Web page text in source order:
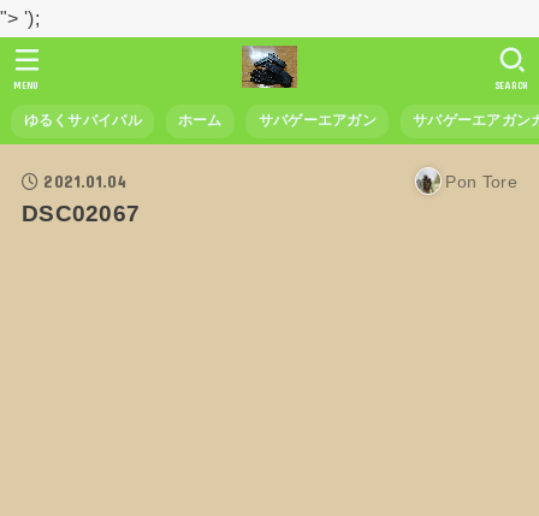
"> ');
ゆるくサバイバル ホーム サバゲーエアガン サバゲーエアガン
SEARCH
MENU
2021.01.04 Pon Tore
DSC02067